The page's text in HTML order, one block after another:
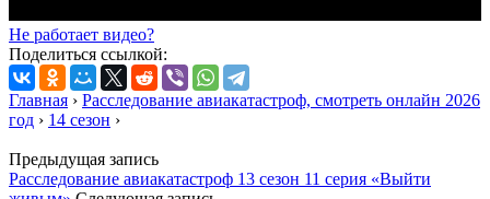
Не работает видео?
Поделиться ссылкой:
Главная › Расследование авиакатастроф, смотреть онлайн 2026
год › 14 сезон ›
Предыдущая запись
Расследование авиакатастроф 13 сезон 11 серия «Выйти